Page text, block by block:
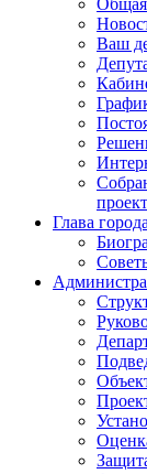
Ваш
Глава города